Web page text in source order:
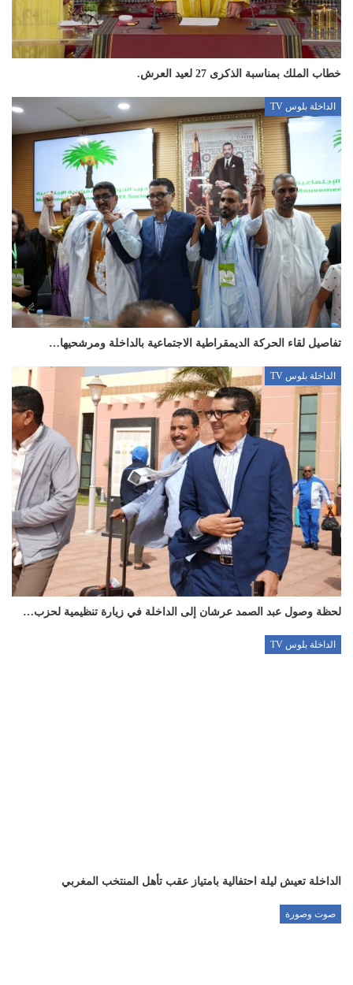
خطاب الملك بمناسبة الذكرى 27 لعيد العرش.
الداخلة بلوس TV
تفاصيل لقاء الحركة الديمقراطية الاجتماعية بالداخلة ومرشحيها…
الداخلة بلوس TV
لحظة وصول عبد الصمد عرشان إلى الداخلة في زيارة تنظيمية لحزب…
الداخلة بلوس TV
الداخلة تعيش ليلة احتفالية بامتياز عقب تأهل المنتخب المغربي
صوت وصورة